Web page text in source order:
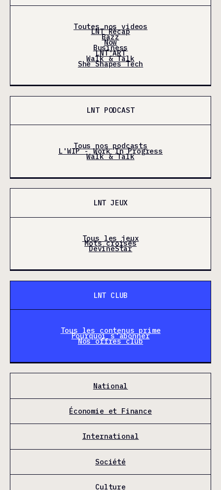
Toutes nos videos
LNT Récap
Bazz
Now
Business
LNT'ART
Walk & Talk
She Shapes Tech
LNT PODCAST
Tous nos podcasts
L'WIP - Work In Progress
Walk & Talk
LNT JEUX
Tous les jeux
Mots croisés
DevineStar
LNT CLUB
Tous les contenus prime
Pourquoi s'abonner
Nos offres club
National
Économie et Finance
International
Société
Culture